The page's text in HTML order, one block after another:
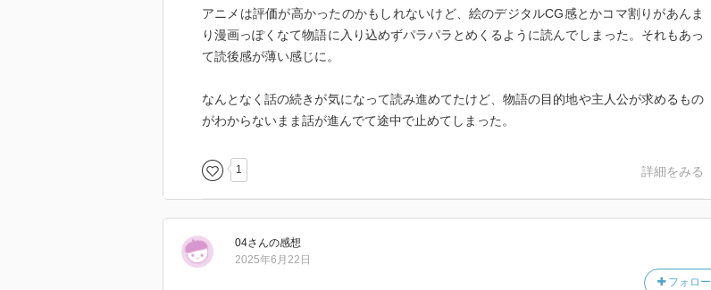
アニメは評価が高かったのかもしれないけど、絵のデジタルCG感とかコマ割りがあんま
り漫画っぽくなて物語に入り込めずパラパラとめくるように読んでしまった。それもあっ
て読後感が薄い感じに。
なんとなく話の続きが気になって読み進めてたけど、物語の目的地や主人公が求めるもの
がわからないまま話が進んでて途中で止めてしまった。
1 詳細をみる
04さんの感想
フォロー
2025年6月22日